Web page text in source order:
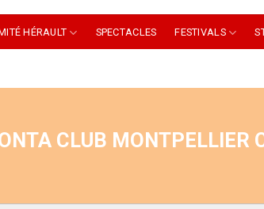
HÉRAULT SPECTACLES FESTIVALS
CLUB MONTPELLIER